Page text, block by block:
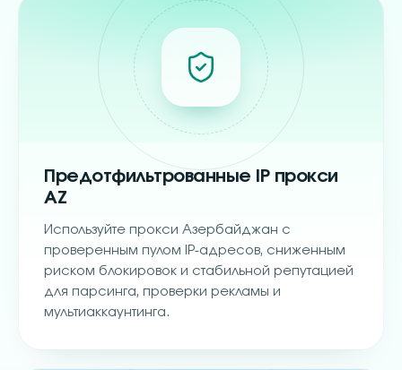
Предотфильтрованные IP прокси
AZ
Используйте прокси Азербайджан с
проверенным пулом IP-адресов, сниженным
риском блокировок и стабильной репутацией
для парсинга, проверки рекламы и
мультиаккаунтинга.